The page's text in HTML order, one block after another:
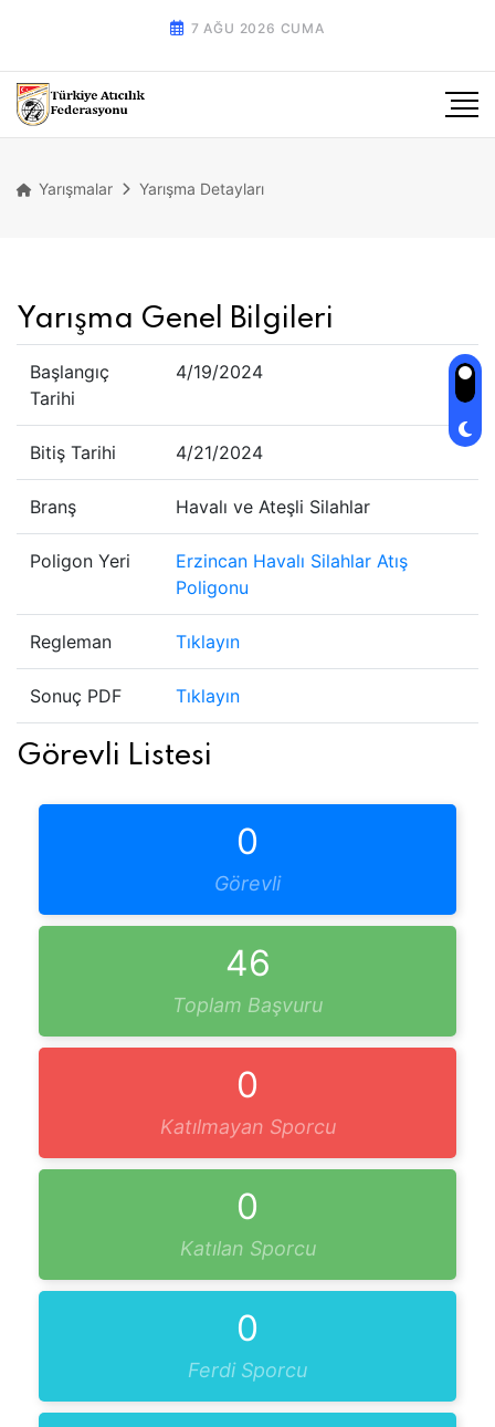
7 AĞU 2026 CUMA
Yarışmalar Yarışma Detayları
Yarışma Genel Bilgileri
Başlangıç
Tarihi
4/19/2024
Bitiş Tarihi 4/21/2024
Branş Havalı ve Ateşli Silahlar
Poligon Yeri
Erzincan Havalı Silahlar Atış
Poligonu
Regleman Tıklayın
Sonuç PDF Tıklayın
Görevli Listesi
0
Görevli
46
Toplam Başvuru
0
Katılmayan Sporcu
0
Katılan Sporcu
0
Ferdi Sporcu